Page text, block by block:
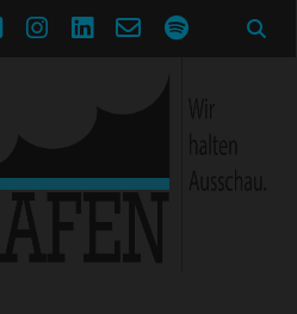
facebookinstagram
linkedin
email-spotify